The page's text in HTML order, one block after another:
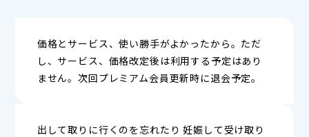
価格とサービス、使い勝手がよかったから。ただ
し、サービス、価格改定後は利用する予定はあり
ません。次回プレミアム会員更新時に退会予定。
出して取りに行くのを忘れたり 妊娠して受け取り